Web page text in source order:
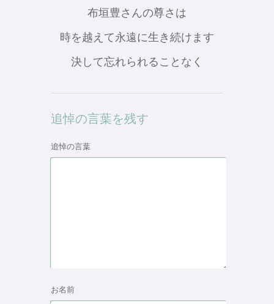
布垣豊さんの尊さは
時を越えて永遠に生き続けます
決して忘れられることなく
追悼の言葉を残す
追悼の言葉
お名前